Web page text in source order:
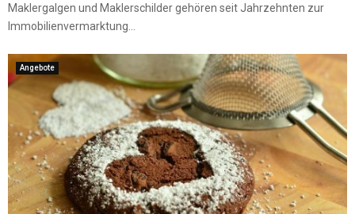
Maklergalgen und Maklerschilder gehören seit Jahrzehnten zur
Immobilienvermarktung...
Angebote